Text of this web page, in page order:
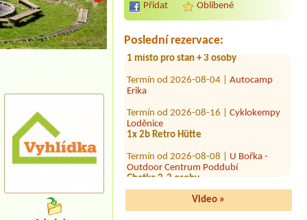
Přidat Oblíbené
Poslední rezervace:
Termín od 2026-07-31 |Autokemp
1 místo pro stan + 3 osoby
Termín od 2026-08-04 |Autocamp
Termín od 2026-08-16 |
1x 2b Retro Hütte
Termín od 2026-08-08 |
Outdoor Centrum Poddubí
Chatka 2-3 osoby
hospůdka u Švestků Čížov
1 stan, dvě osobyVideo »